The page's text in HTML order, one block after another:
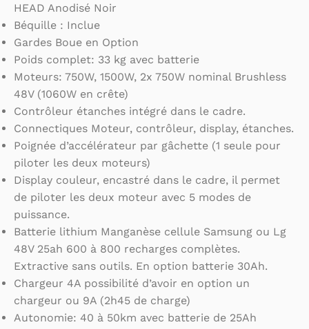
HEAD Anodisé Noir
Béquille : Inclue
Gardes Boue en Option
Poids complet: 33 kg avec batterie
Moteurs: 750W, 1500W, 2x 750W nominal Brushless
48V (1060W en crête)
Contrôleur étanches intégré dans le cadre.
Connectiques Moteur, contrôleur, display, étanches.
Poignée d’accélérateur par gâchette (1 seule pour
piloter les deux moteurs)
Display couleur, encastré dans le cadre, il permet
de piloter les deux moteur avec 5 modes de
puissance.
Batterie lithium Manganèse cellule Samsung ou Lg
48V 25ah 600 à 800 recharges complètes.
Extractive sans outils. En option batterie 30Ah.
Chargeur 4A possibilité d’avoir en option un
chargeur ou 9A (2h45 de charge)
Autonomie: 40 à 50km avec batterie de 25Ah